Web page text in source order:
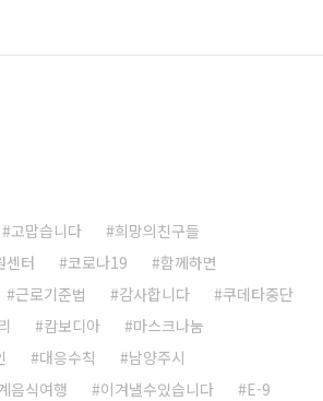
고맙습니다
희망의친구들
센터
코로나19
함께하면
근로기준법 감사합니다
쿠데타중단
캄보디아
마스크나눔
대응수칙
남양주시
음식여행 이겨낼수있습니다
E-9